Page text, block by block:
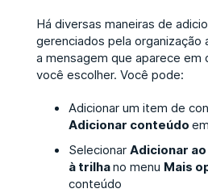
Há diversas maneiras de
gerenciados pela organização
a mensagem que aparece em
você escolher. Você pode:
Adicionar um item de
Adicionar conteúdo
SelecionarAdicionar
à trilhano menu Mais
conteúdo